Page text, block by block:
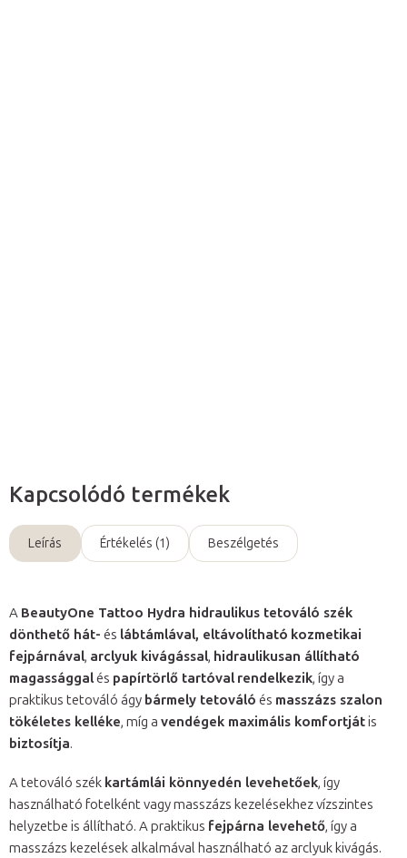
Kapcsolódó termékek
Leírás Értékelés (1) Beszélgetés
A BeautyOne Tattoo Hydra hidraulikus tetováló szék
dönthető hát- és lábtámlával, eltávolítható kozmetikai
fejpárnával, arclyuk kivágással, hidraulikusan állítható
magassággalés papírtörlő tartóval rendelkezik, így a
praktikus tetováló ágy bármely tetováló és masszázs szalon
tökéletes kelléke, míg a vendégek maximális komfortjátis
biztosítja.
A tetováló szék kartámlái könnyedén levehetőek, így
használható fotelként vagy masszázs kezelésekhez vízszintes
helyzetbe is állítható. A praktikus fejpárna levehető, így a
masszázs kezelések alkalmával használható az arclyuk kivágás.